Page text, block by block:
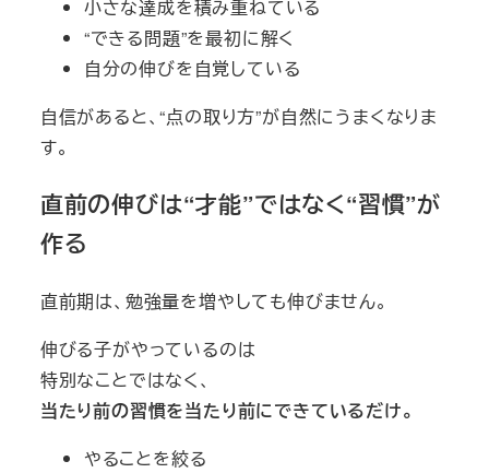
小さな達成を積み重ねている
“できる問題”を最初に解く
自分の伸びを自覚している
自信があると、“点の取り方”が自然にうまくなりま
す。
直前の伸びは“才能”ではなく“習慣”が
作る
直前期は、勉強量を増やしても伸びません。
伸びる子がやっているのは
特別なことではなく、
当たり前の習慣を当たり前にできているだけ。
やることを絞る